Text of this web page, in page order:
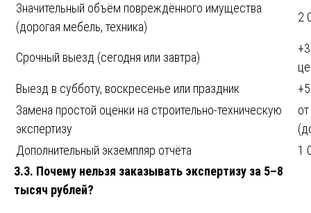
Значительный объём повреждённого имущества
(дорогая мебель, техника)
2
Срочный выезд (сегодня или завтра)
Выезд в субботу, воскресенье или праздник
Замена простой оценки на строительно-техническую
экспертизу
Дополнительный экземпляр отчёта
1
3.3. Почему нельзя заказывать экспертизу за 5–8
тысяч рублей?